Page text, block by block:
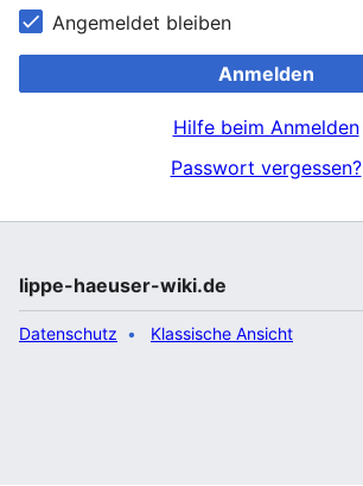
Angemeldet bleiben
Anmelden
Hilfe beim Anmelden
Passwort vergessen?
lippe-haeuser-wiki.de
Datenschutz Klassische Ansicht